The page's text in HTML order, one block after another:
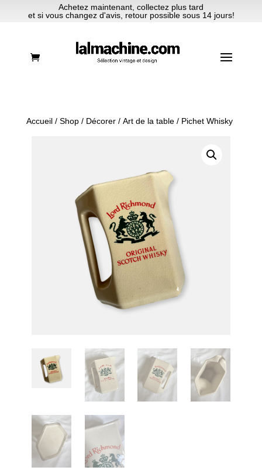
Achetez maintenant, collectez plus tard
et si vous changez d'avis, retour possible sous 14 jours!
Accueil/ Shop/ Décorer/ Art de la table/ Pichet Whisky